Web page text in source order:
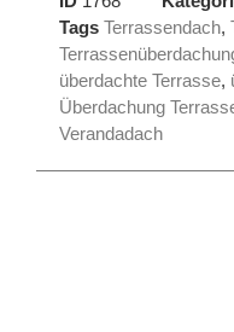
Tags Terrassendach,
überdachte Terrasse,
Überdachung
Verandadach